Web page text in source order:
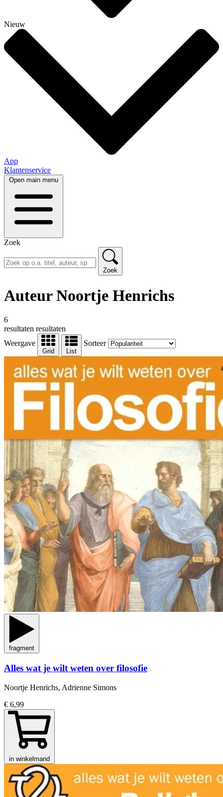
Nieuw
App
Klantenservice
Open main menu
Zoek
Zoek
Auteur Noortje Henrichs
6
resultaten resultaten
Weergave
Grid List
Sorteer
fragment
Alles wat je wilt weten over filosofie
Noortje Henrichs, Adrienne Simons
€ 6,99
in winkelmand